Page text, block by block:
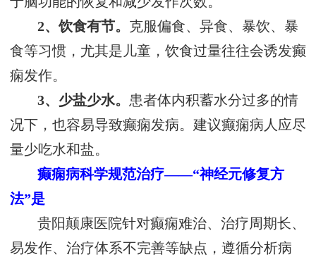
2、饮食有节。 克服偏食、异食、暴饮、暴
食等习惯，尤其是儿童，饮食过量往往会诱发癫
痫发作。
3、少盐少水。 患者体内积蓄水分过多的情
况下，也容易导致癫痫发病。建议癫痫病人应尽
量少吃水和盐。
癫痫病科学规范治疗——“神经元修复方
法”是
贵阳颠康医院针对癫痫难治、治疗周期长、
易发作、治疗体系不完善等缺点，遵循分析病